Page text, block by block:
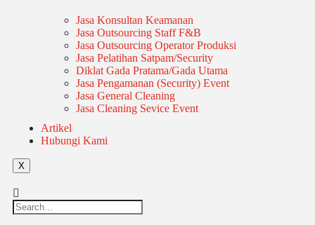
Jasa Konsultan Keamanan
Jasa Outsourcing Staff F&B
Jasa Outsourcing Operator Produksi
Jasa Pelatihan Satpam/Security
Diklat Gada Pratama/Gada Utama
Jasa Pengamanan (Security) Event
Jasa General Cleaning
Jasa Cleaning Sevice Event
Artikel
Hubungi Kami
X